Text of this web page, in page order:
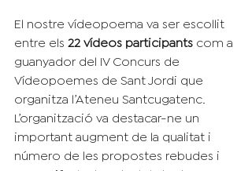
El nostre vídeopoema va ser escollit
entre els 22 vídeos participants com a
guanyador del IV Concurs de
Vídeopoemes de Sant Jordi que
organitza l’Ateneu Santcugatenc.
L’organització va destacar-ne un
important augment de la qualitat i
número de les propostes rebudes i